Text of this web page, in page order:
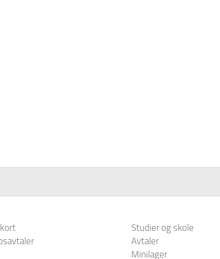
Studier og skole
Avtaler
Minilager